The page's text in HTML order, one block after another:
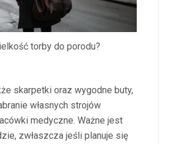
torby do porodu?
skarpetki oraz wygodne buty,
własnych strojów
medyczne. Ważne jest
zwłaszcza jeśli planuje się